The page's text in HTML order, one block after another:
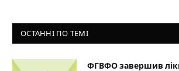
ОСТАННІ ПО ТЕМІ
ФГВФО завершив